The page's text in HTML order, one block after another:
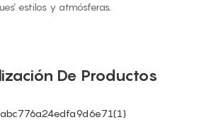
estilos y atmósferas.
De Productos